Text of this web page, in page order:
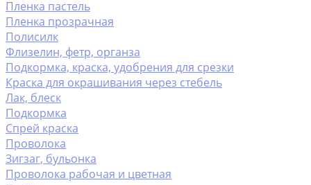
Пленка пастель
Пленка прозрачная
Полисилк
Флизелин, фетр, органза
Подкормка, краска, удобрения для срезки
Краска для окрашивания через стебель
Лак, блеск
Подкормка
Спрей краска
Проволока
Зигзаг, бульонка
Проволока рабочая и цветная